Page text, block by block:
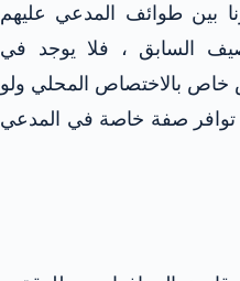
بين طوائف المدعي عليهم
السابق ، فلا يوجد في
خاص بالاختصاص المحلي ولو
توافر صفة خاصة في المدعي